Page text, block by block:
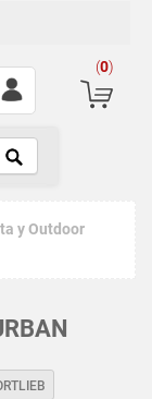
en 30 días
(0)
y Outdoor